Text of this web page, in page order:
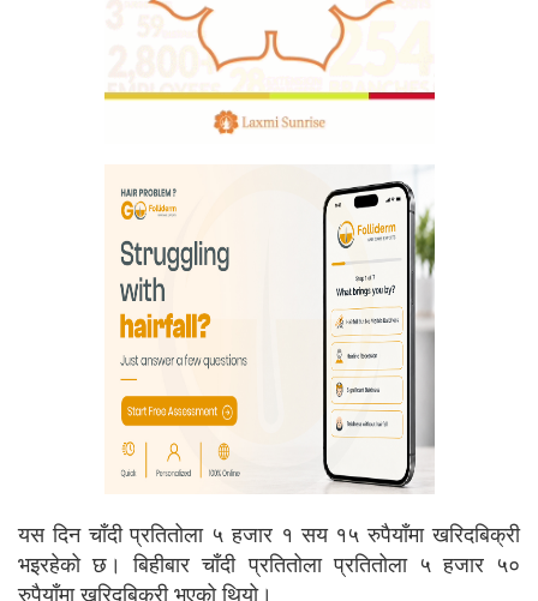
यस दिन चाँदी प्रतितोला ५ हजार १ सय १५ रुपैयाँमा खरिदबिक्री
भइरहेको छ। बिहीबार चाँदी प्रतितोला प्रतितोला ५ हजार ५०
रुपैयाँमा खरिदबिक्री भएको थियो।